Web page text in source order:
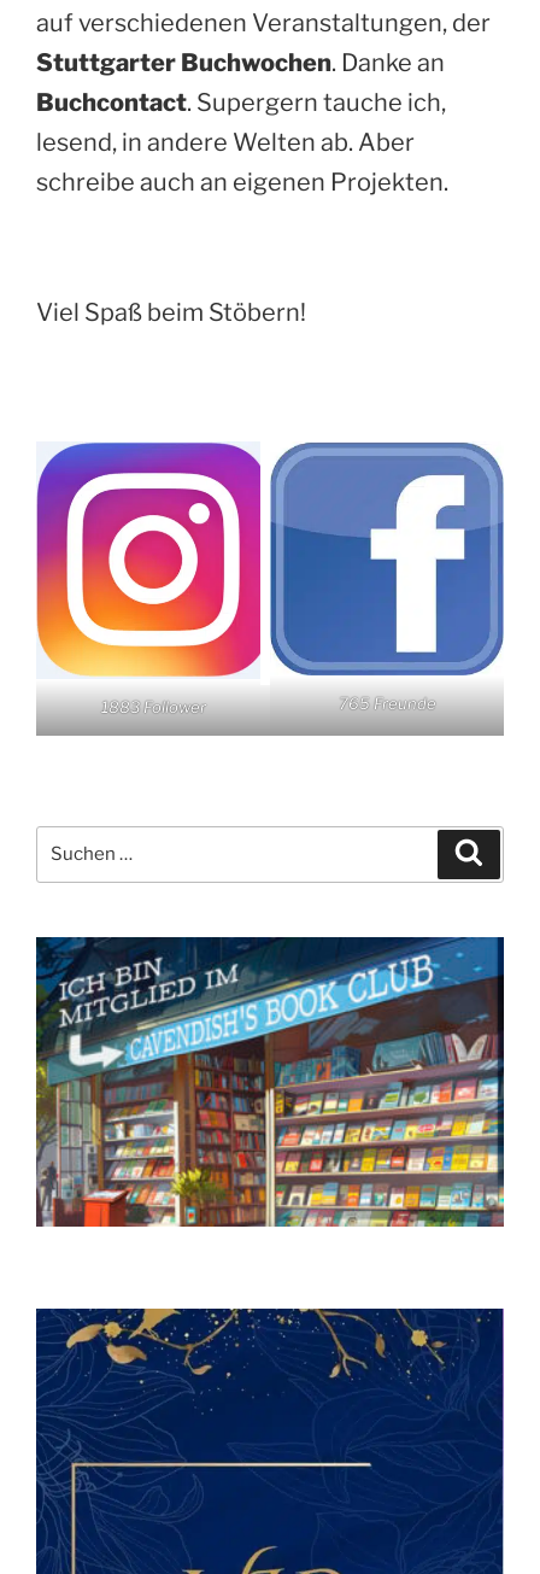
auf verschiedenen Veranstaltungen, der
Stuttgarter Buchwochen. Danke an
Buchcontact. Supergern tauche ich,
lesend, in andere Welten ab. Aber
schreibe auch an eigenen Projekten.
Viel Spaß beim Stöbern!
1883 Follower 765 Freunde
nach: